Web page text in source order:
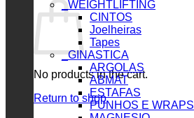
No products in the cart.
Return to shop
_WEIGHTLIFTING
CINTOS
Joelheiras
Tapes
_GINASTICA
ARGOLAS
ABMAT
ESTAFAS
PUNHOS E WRAPS